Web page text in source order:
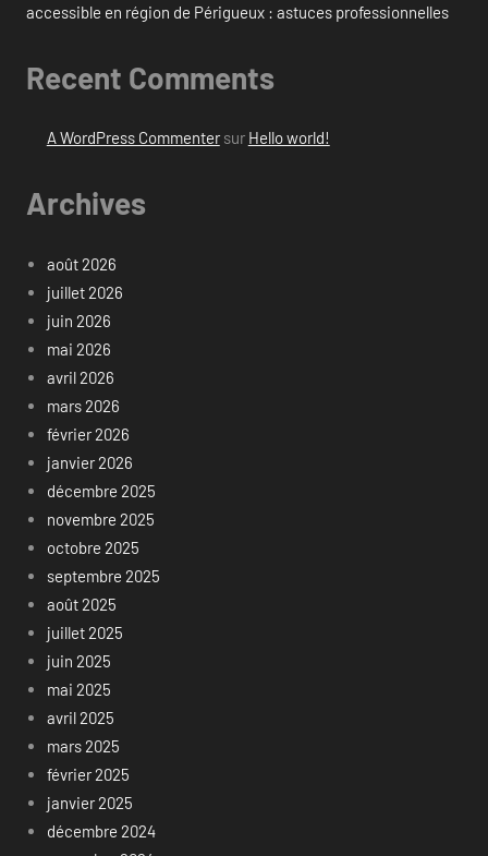
accessible en région de Périgueux : astuces professionnelles
Recent Comments
A WordPress Commentersur Hello world!
Archives
août 2026
juillet 2026
juin 2026
mai 2026
avril 2026
mars 2026
février 2026
janvier 2026
décembre 2025
novembre 2025
octobre 2025
septembre 2025
août 2025
juillet 2025
juin 2025
mai 2025
avril 2025
mars 2025
février 2025
janvier 2025
décembre 2024